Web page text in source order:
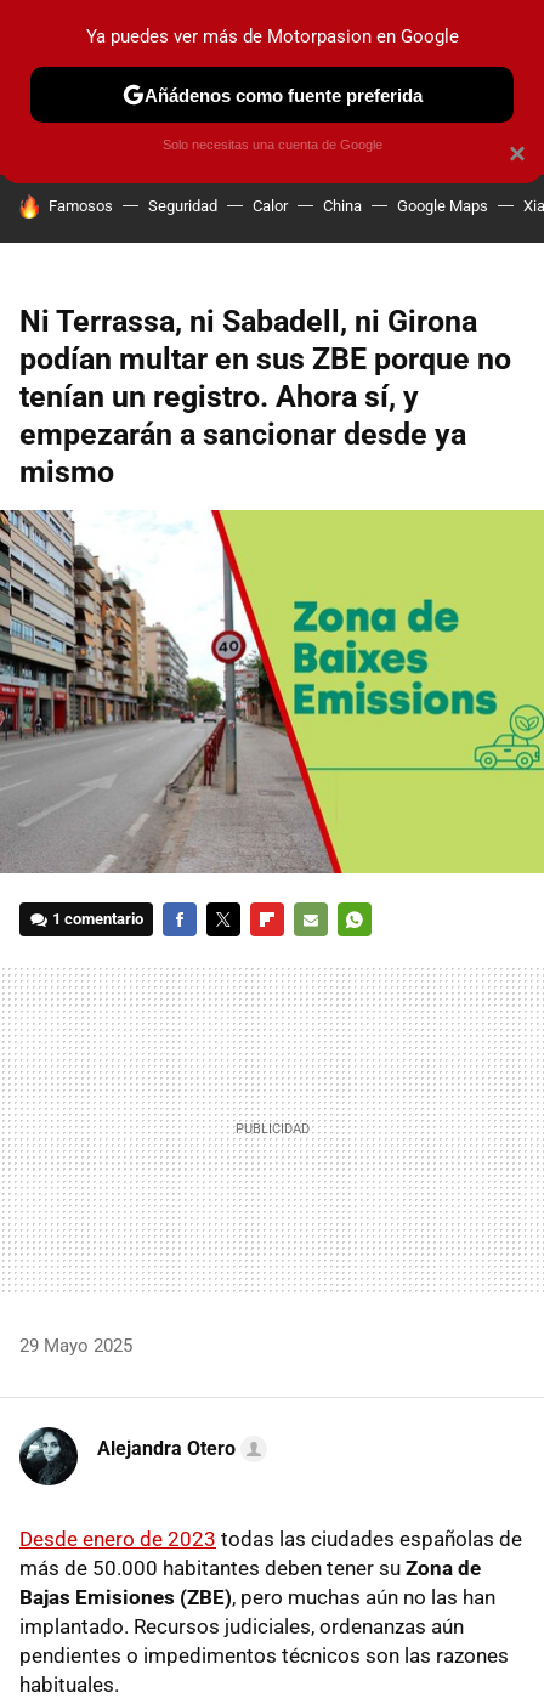
PRUEBAS COCHES ELÉCTRICOS OBSERVATORIO
HOY SE HABLA DE
Famosos Seguridad Calor China Google Maps
Ni Terrassa, ni Sabadell, ni Girona
podían multar en sus ZBE porque no
tenían un registro. Ahora sí, y
empezarán a sancionar desde ya
mismo
1 comentario
MAIL
29 Mayo 2025
Alejandra Otero
Desde enero de 2023 todas las ciudades españolas de
más de 50.000 habitantes deben tener su Zona de
Bajas Emisiones (ZBE), pero muchas aún no las han
implantado. Recursos judiciales, ordenanzas aún
pendientes o impedimentos técnicos son las razones
habituales.
×
Ya puedes ver más de Motorpasion en Google
Añádenos como fuente preferida
Solo necesitas una cuenta de Google